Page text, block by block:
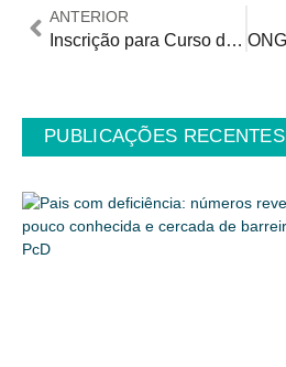
ANTERIOR
Inscrição para Curso de Capacitação de Conselhos Municipais em São Paulo
PUBLICAÇÕES RECENTES